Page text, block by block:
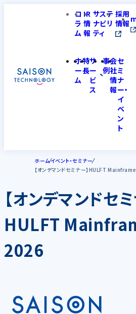
コ
ラ
ム
IR
情
報
サステ
ナビリ
ティ
採用
情報
ホ
ー
ム
特
長
サ
ー
ビ
ス
事
例
会
社
情
報
セ
ミ
ナ
ー・
イ
ベ
ン
ト
ホームイベント・セミナー
【オンデマンドセミナー】HULFT
【オンデマンドセミ
HULFT
2026